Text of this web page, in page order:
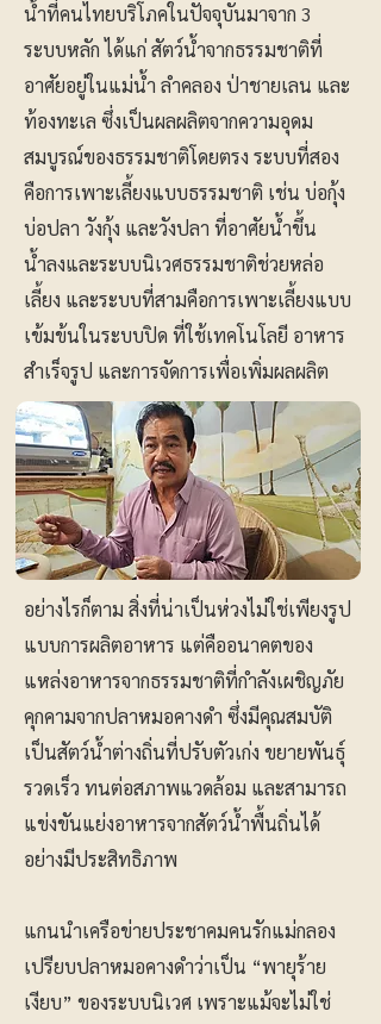
น้ำที่คนไทยบริโภคในปัจจุบันมาจาก 3
ระบบหลัก ได้แก่ สัตว์น้ำจากธรรมชาติที่
อาศัยอยู่ในแม่น้ำ ลำคลอง ป่าชายเลน และ
ท้องทะเล ซึ่งเป็นผลผลิตจากความอุดม
สมบูรณ์ของธรรมชาติโดยตรง ระบบที่สอง
คือการเพาะเลี้ยงแบบธรรมชาติ เช่น บ่อกุ้ง
บ่อปลา วังกุ้ง และวังปลา ที่อาศัยน้ำขึ้น
น้ำลงและระบบนิเวศธรรมชาติช่วยหล่อ
เลี้ยง และระบบที่สามคือการเพาะเลี้ยงแบบ
เข้มข้นในระบบปิด ที่ใช้เทคโนโลยี อาหาร
สำเร็จรูป และการจัดการเพื่อเพิ่มผลผลิต
อย่างไรก็ตาม สิ่งที่น่าเป็นห่วงไม่ใช่เพียงรูป
แบบการผลิตอาหาร แต่คืออนาคตของ
แหล่งอาหารจากธรรมชาติที่กำลังเผชิญภัย
คุกคามจากปลาหมอคางดำ ซึ่งมีคุณสมบัติ
เป็นสัตว์น้ำต่างถิ่นที่ปรับตัวเก่ง ขยายพันธุ์
รวดเร็ว ทนต่อสภาพแวดล้อม และสามารถ
แข่งขันแย่งอาหารจากสัตว์น้ำพื้นถิ่นได้
อย่างมีประสิทธิภาพ
แกนนำเครือข่ายประชาคมคนรักแม่กลอง
เปรียบปลาหมอคางดำว่าเป็น “พายุร้าย
เงียบ” ของระบบนิเวศ เพราะแม้จะไม่ใช่